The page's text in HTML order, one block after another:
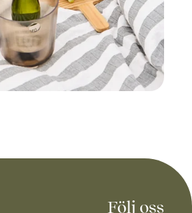
Följ oss